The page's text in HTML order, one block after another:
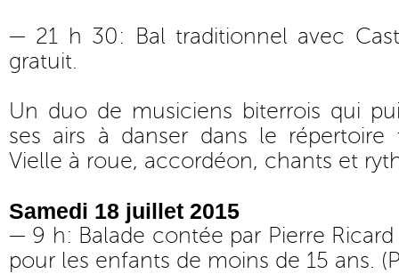
— 21 h 30: Bal traditionnel avec
gratuit.
Un duo de musiciens biterrois qui
ses airs à danser dans le répertoire
Vielle à roue, accordéon, chants et
Samedi 18 juillet 2015
— 9 h: Balade contée par Pierre
pour les enfants de moins de 15 ans.